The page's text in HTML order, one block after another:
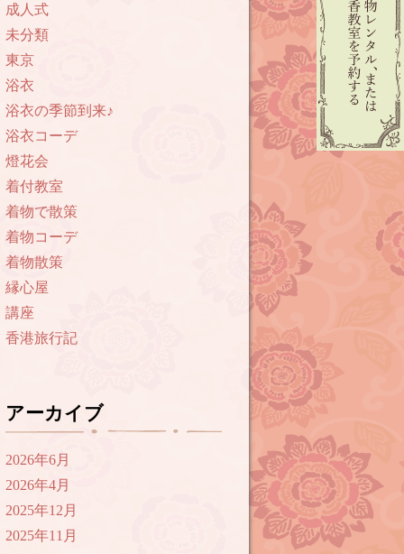
成人式
未分類
東京
浴衣
浴衣の季節到来♪
浴衣コーデ
燈花会
着付教室
着物で散策
着物コーデ
着物散策
縁心屋
講座
香港旅行記
アーカイブ
2026年6月
2026年4月
2025年12月
2025年11月